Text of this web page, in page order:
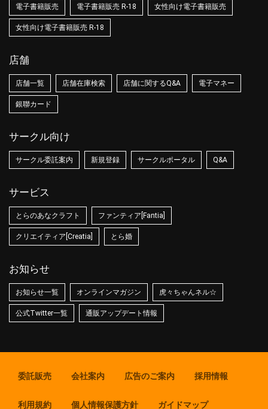
電子書籍販売 電子書籍販売 R-18 女性向け電子書籍販売
女性向け電子書籍販売 R-18
店舗
店舗一覧 店舗在庫検索 店舗に関するQ&A 電子マネー
銀聯カード
サークル向け
サークル委託案内 新規登録 サークルポータル Q&A
サービス
とらのあなクラフト ファンティア[Fantia]
クリエイティア[Creatia] とら婚
お知らせ
お知らせ一覧 オンラインマガジン 虎々ちゃんネル☆
公式Twitter一覧 通販アップデート情報
委託販売 会社案内 広告のご案内 採用情報
利用規約 個人情報保護方針 ガイドマップ